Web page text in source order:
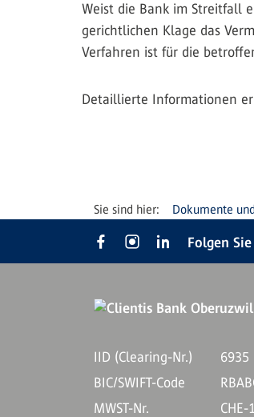
Weist die Bank im Streitfall
gerichtlichen Klage das
Verfahren ist für die
Detaillierte Informationen
Dokumente
Folgen
IID (Clearing-Nr.)
6935
BIC/SWIFT-Code
MWST-Nr.